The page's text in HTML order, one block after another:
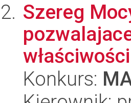
Szereg
Konkurs: